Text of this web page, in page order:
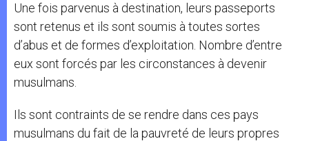
Une fois parvenus à destination, leurs passeports
sont retenus et ils sont soumis à toutes sortes
d’abus et de formes d’exploitation. Nombre d’entre
eux sont forcés par les circonstances à devenir
musulmans.
Ils sont contraints de se rendre dans ces pays
musulmans du fait de la pauvreté de leurs propres